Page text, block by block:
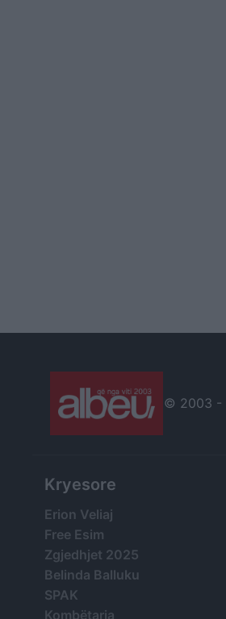
© 2003 -
Kryesore
Erion Veliaj
Free Esim
Zgjedhjet 2025
Belinda Balluku
SPAK
Kombëtarja